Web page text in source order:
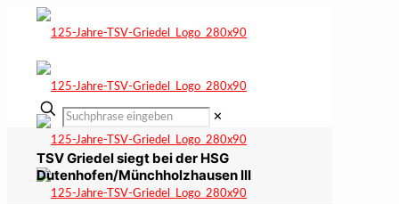
✕
TSV Griedel siegt bei der HSG
Dutenhofen/Münchholzhausen III